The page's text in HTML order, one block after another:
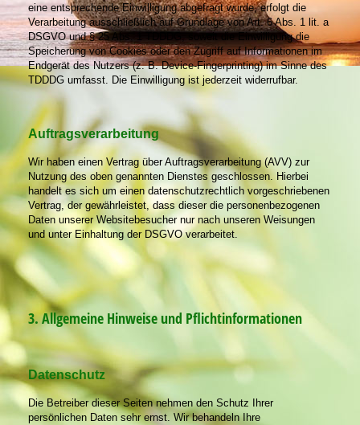
eine entsprechende Einwilligung abgefragt wurde, erfolgt die
Verarbeitung ausschließlich auf Grundlage von Art. 6 Abs. 1 lit. a
DSGVO und § 25 Abs. 1 TDDDG, soweit die Einwilligung die
Speicherung von Cookies oder den Zugriff auf Informationen im
Endgerät des Nutzers (z. B. Device-Fingerprinting) im Sinne des
TDDDG umfasst. Die Einwilligung ist jederzeit widerrufbar.
Auftragsverarbeitung
Wir haben einen Vertrag über Auftragsverarbeitung (AVV) zur
Nutzung des oben genannten Dienstes geschlossen. Hierbei
handelt es sich um einen datenschutzrechtlich vorgeschriebenen
Vertrag, der gewährleistet, dass dieser die personenbezogenen
Daten unserer Websitebesucher nur nach unseren Weisungen
und unter Einhaltung der DSGVO verarbeitet.
3. Allgemeine Hinweise und Pflichtinformationen
Datenschutz
Die Betreiber dieser Seiten nehmen den Schutz Ihrer
persönlichen Daten sehr ernst. Wir behandeln Ihre